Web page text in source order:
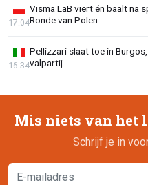
Visma LaB viert én baalt na
Ronde van Polen
17:04
Pellizzari slaat toe in
valpartij
16:34
Mis niets van het
Schrijf je in